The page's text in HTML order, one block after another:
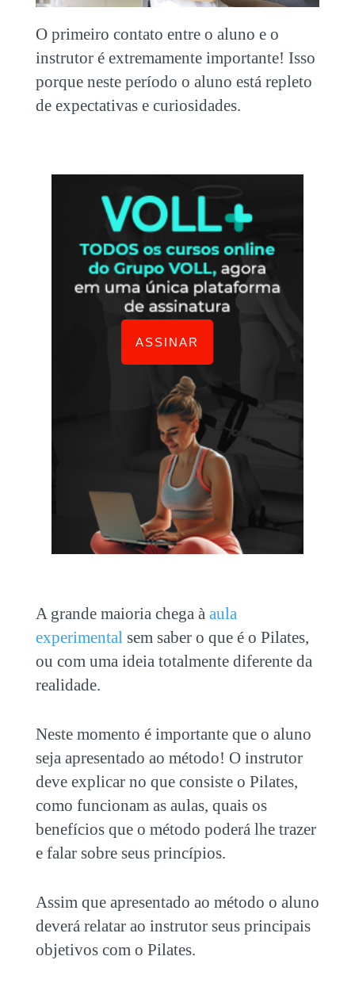
O primeiro contato entre o aluno e o
instrutor é extremamente importante! Isso
porque neste período o aluno está repleto
de expectativas e curiosidades.
ASSINAR
A grande maioria chega à aula
experimental sem saber o que é o Pilates,
ou com uma ideia totalmente diferente da
realidade.
Neste momento é importante que o aluno
seja apresentado ao método! O instrutor
deve explicar no que consiste o Pilates,
como funcionam as aulas, quais os
benefícios que o método poderá lhe trazer
e falar sobre seus princípios.
Assim que apresentado ao método o aluno
deverá relatar ao instrutor seus principais
objetivos com o Pilates.